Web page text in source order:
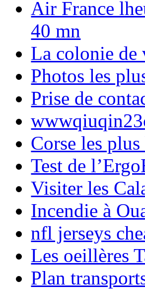
Air France
40 mn
La colonie de
Photos les
Prise de
Corse les
Test de
Visiter les
Incendie à
nfl jerseys
Les oeillères
Plan